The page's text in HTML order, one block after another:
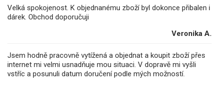
Velká spokojenost. K objednanému zboží byl dokonce přibalen i
dárek. Obchod doporučuji
Veronika A.
Jsem hodně pracovně vytížená a objednat a koupit zboží přes
internet mi velmi usnadňuje mou situaci. V dopravě mi vyšli
vstříc a posunuli datum doručení podle mých možností.